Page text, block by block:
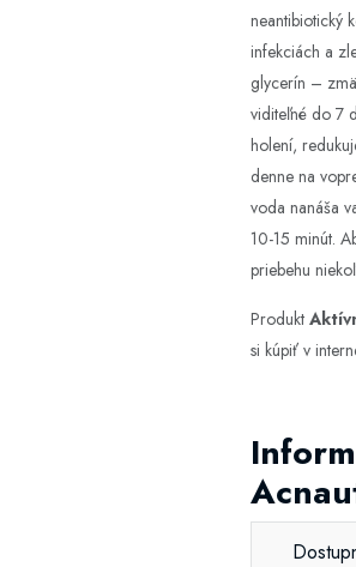
neantibiotický
infekciách a
glycerín –
viditeľné do 7
holení,
denne na
voda nanáša
10-15 minút.
priebehu
Produkt
si kúpiť v